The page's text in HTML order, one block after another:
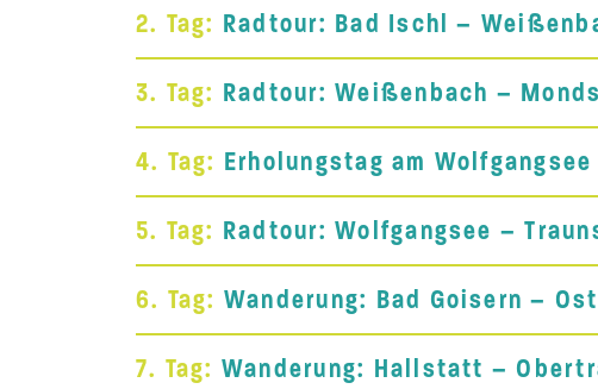
2. Tag: Radtour: Bad Ischl –
3. Tag: Radtour: Weißenbach –
4. Tag: Erholungstag am Wolfgangsee
5. Tag: Radtour: Wolfgangsee –
6. Tag: Wanderung: Bad Goisern –
7. Tag: Wanderung: Hallstatt –